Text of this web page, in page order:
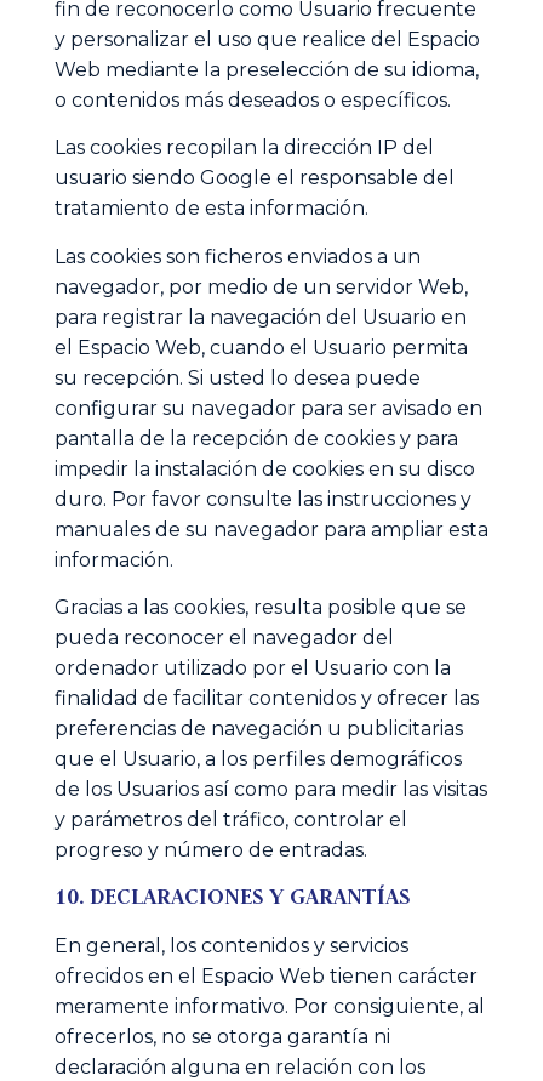
fin de reconocerlo como Usuario frecuente
y personalizar el uso que realice del Espacio
Web mediante la preselección de su idioma,
o contenidos más deseados o específicos.
Las cookies recopilan la dirección IP del
usuario siendo Google el responsable del
tratamiento de esta información.
Las cookies son ficheros enviados a un
navegador, por medio de un servidor Web,
para registrar la navegación del Usuario en
el Espacio Web, cuando el Usuario permita
su recepción. Si usted lo desea puede
configurar su navegador para ser avisado en
pantalla de la recepción de cookies y para
impedir la instalación de cookies en su disco
duro. Por favor consulte las instrucciones y
manuales de su navegador para ampliar esta
información.
Gracias a las cookies, resulta posible que se
pueda reconocer el navegador del
ordenador utilizado por el Usuario con la
finalidad de facilitar contenidos y ofrecer las
preferencias de navegación u publicitarias
que el Usuario, a los perfiles demográficos
de los Usuarios así como para medir las visitas
y parámetros del tráfico, controlar el
progreso y número de entradas.
10. DECLARACIONES Y GARANTÍAS
En general, los contenidos y servicios
ofrecidos en el Espacio Web tienen carácter
meramente informativo. Por consiguiente, al
ofrecerlos, no se otorga garantía ni
declaración alguna en relación con los